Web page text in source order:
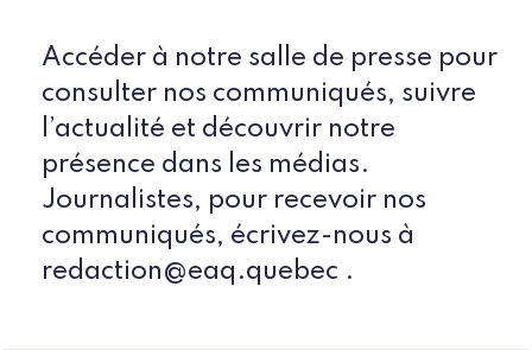
Accéder à notre salle de presse pour
consulter nos communiqués, suivre
l’actualité et découvrir notre
présence dans les médias.
Journalistes, pour recevoir nos
communiqués, écrivez-nous à
redaction@eaq.quebec .